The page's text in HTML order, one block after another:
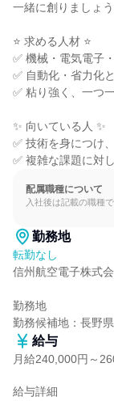
一緒に創りましょう
⭐ 求める人材 ⭐
✅ 機械・電気電子
✅ 自動化・省力化
✅ 粘り強く、一つ
✨ 向いている人 ✨
✅ 技術を身につけ
✅ 複雑な課題に対
配属職種について
入社後は記載の職種
勤務地
転勤なし
信州航空電子株式
勤務地
勤務候補地：長野県
給与
月給240,000円～
給与詳細